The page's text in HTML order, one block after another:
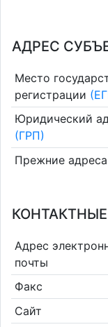
АДРЕС
Место
регистрации
Юридический
(ГРП)
Прежние адреса
Адрес
почты
Факс
Сайт